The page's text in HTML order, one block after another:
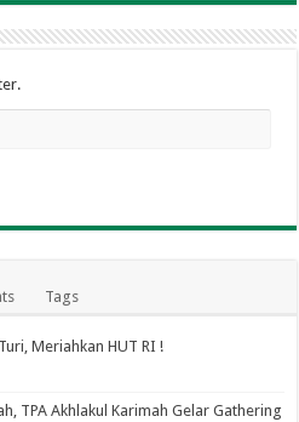
Tags
Meriahkan HUT RI !
TPA Akhlakul Karimah Gelar Gathering